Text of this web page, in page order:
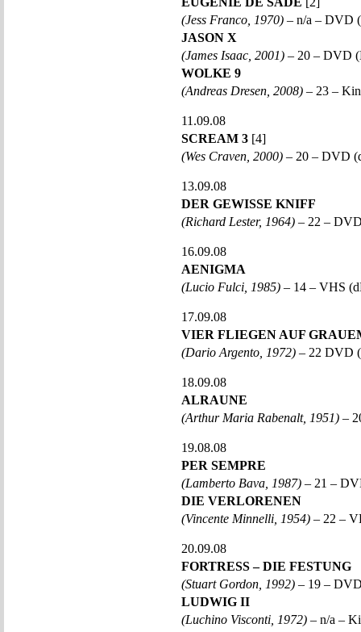
(Jess Franco, 1970) – n/a – DVD
JASON X
(James Isaac, 2001) – 20 – DVD
WOLKE 9
(Andreas Dresen, 2008) – 23 –
11.09.08
SCREAM 3 [4]
(Wes Craven, 2000) – 20 – DVD
13.09.08
DER GEWISSE KNIFF
(Richard Lester, 1964) – 22 –
16.09.08
AENIGMA
(Lucio Fulci, 1985) – 14 – VHS
17.09.08
VIER FLIEGEN AUF
(Dario Argento, 1972) – 22 DVD
18.09.08
ALRAUNE
(Arthur Maria Rabenalt, 1951) –
19.08.08
PER SEMPRE
(Lamberto Bava, 1987) – 21 –
DIE VERLORENEN
(Vincente Minnelli, 1954) – 22 –
20.09.08
FORTRESS – DIE FESTUNG
(Stuart Gordon, 1992) – 19 –
LUDWIG II
(Luchino Visconti, 1972) – n/a –